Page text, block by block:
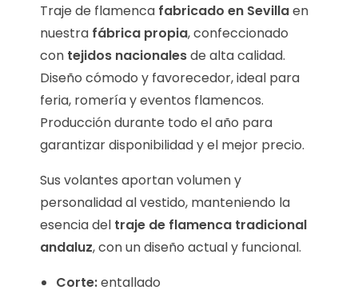
Traje de flamenca fabricado en Sevillaen
nuestra fábrica propia, confeccionado
con tejidos nacionalesde alta calidad.
Diseño cómodo y favorecedor, ideal para
feria, romería y eventos flamencos.
Producción durante todo el año para
garantizar disponibilidad y el mejor precio.
Sus volantes aportan volumen y
personalidad al vestido, manteniendo la
esencia del traje de flamenca tradicional
andaluz, con un diseño actual y funcional.
Corte:entallado